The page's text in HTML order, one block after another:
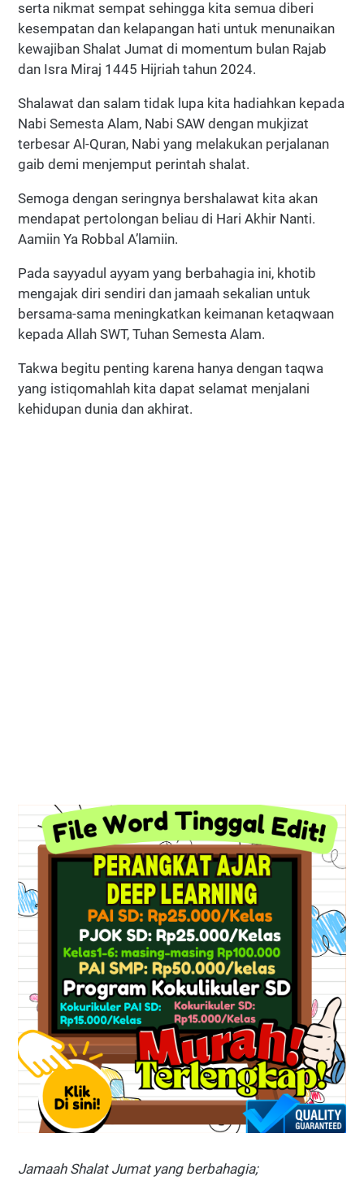
serta nikmat sempat sehingga kita semua diberi
kesempatan dan kelapangan hati untuk menunaikan
kewajiban Shalat Jumat di momentum bulan Rajab
dan Isra Miraj 1445 Hijriah tahun 2024.
Shalawat dan salam tidak lupa kita hadiahkan kepada
Nabi Semesta Alam, Nabi SAW dengan mukjizat
terbesar Al-Quran, Nabi yang melakukan perjalanan
gaib demi menjemput perintah shalat.
Semoga dengan seringnya bershalawat kita akan
mendapat pertolongan beliau di Hari Akhir Nanti.
Aamiin Ya Robbal A’lamiin.
Pada sayyadul ayyam yang berbahagia ini, khotib
mengajak diri sendiri dan jamaah sekalian untuk
bersama-sama meningkatkan keimanan ketaqwaan
kepada Allah SWT, Tuhan Semesta Alam.
Takwa begitu penting karena hanya dengan taqwa
yang istiqomahlah kita dapat selamat menjalani
kehidupan dunia dan akhirat.
Jamaah Shalat Jumat yang berbahagia;